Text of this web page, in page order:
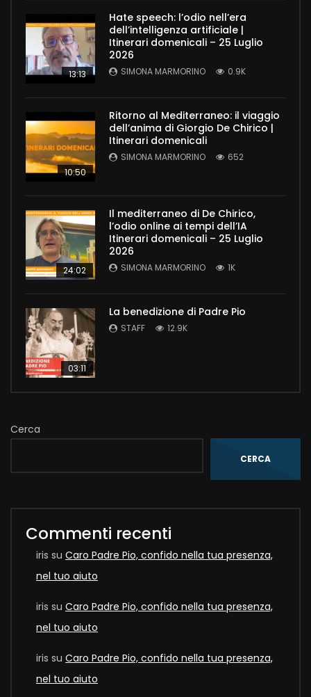
13:13
Hate speech: l’odio nell’era
dell’intelligenza artificiale |
Itinerari domenicali – 25 Luglio
2026
SIMONA MARMORINO 0.9K
10:50
Ritorno al Mediterraneo: il viaggio
dell’anima di Giorgio De Chirico |
Itinerari domenicali
SIMONA MARMORINO 652
24:02
Il mediterraneo di De Chirico,
l’odio online ai tempi dell’IA
Itinerari domenicali – 25 Luglio
2026
SIMONA MARMORINO 1K
03:11
La benedizione di Padre Pio
STAFF 12.9K
Cerca
CERCA
Commenti recenti
iris su Caro Padre Pio, confido nella tua presenza,
nel tuo aiuto
iris su Caro Padre Pio, confido nella tua presenza,
nel tuo aiuto
iris su Caro Padre Pio, confido nella tua presenza,
nel tuo aiuto